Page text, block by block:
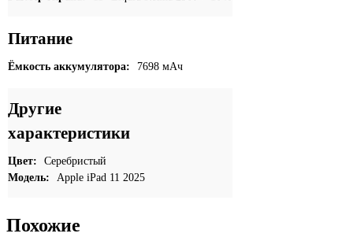
Питание
Ёмкость аккумулятора: 7698 мАч
Другие
характеристики
Цвет:
Серебристый
Модель:
Apple iPad 11 2025
Похожие